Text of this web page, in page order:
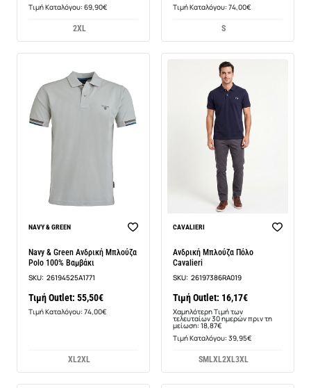
Τιμή Καταλόγου: 69,90€
2XL
Τιμή Καταλόγου: 74,00€
S
NAVY & GREEN
Navy & Green Ανδρική Μπλούζα
Polo 100% Βαμβάκι
SKU: 26194525A1771
Τιμή Outlet: 55,50€
Τιμή Καταλόγου: 74,00€
XL2XL
-14%
CAVALIERI
Ανδρική Μπλούζα Πόλο
Cavalieri
SKU: 26197386RA019
Τιμή Outlet: 16,17€
Χαμηλότερη Τιμή των
τελευταίων 30 ημερών πριν τη
μείωση: 18,87€
Τιμή Καταλόγου: 39,95€
SMLXL2XL3XL